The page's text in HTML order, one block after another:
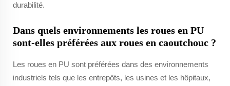
durabilité.
Dans quels environnements les roues en PU
sont-elles préférées aux roues en caoutchouc ?
Les roues en PU sont préférées dans des environnements
industriels tels que les entrepôts, les usines et les hôpitaux,